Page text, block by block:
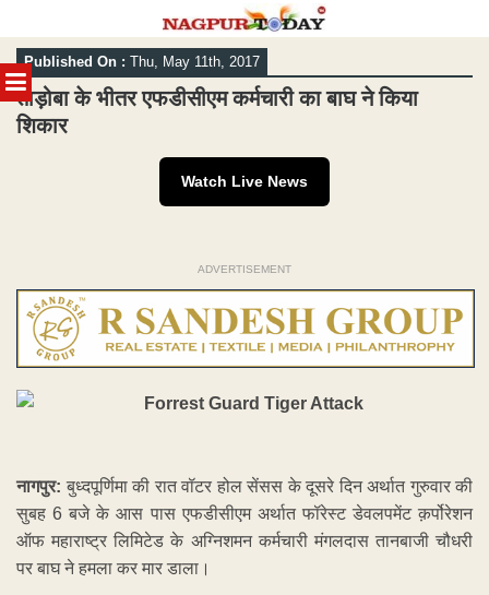
MENU
Skip
to
content
Published On : Thu, May 11th, 2017
ताड़ोबा के भीतर एफडीसीएम कर्मचारी का बाघ ने किया
शिकार
Watch Live News
ADVERTISEMENT
नागपुर: बुध्दपूर्णिमा की रात वॉटर होल सेंसस के दूसरे दिन अर्थात गुरुवार की
सुबह 6 बजे के आस पास एफडीसीएम अर्थात फॉरेस्ट डेवलपमेंट क़र्पोरेशन
ऑफ महाराष्ट्र लिमिटेड के अग्निशमन कर्मचारी मंगलदास तानबाजी चौधरी
पर बाघ ने हमला कर मार डाला।